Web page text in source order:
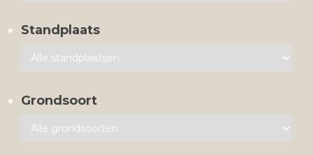
Standplaats
Grondsoort